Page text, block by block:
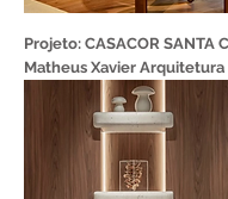
Projeto: CASACOR SANTA
Matheus Xavier